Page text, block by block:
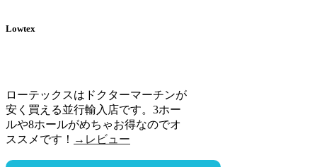
Lowtex
ローテックスはドクターマーチンが
安く買える並行輸入店です。3ホー
ルや8ホールがめちゃお得なのでオ
ススメです！ →レビュー